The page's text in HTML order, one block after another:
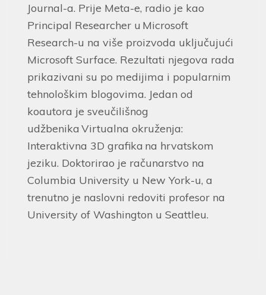
Journal-a. Prije Meta-e, radio je kao
Principal Researcher u Microsoft
Research-u na više proizvoda uključujući
Microsoft Surface. Rezultati njegova rada
prikazivani su po medijima i popularnim
tehnološkim blogovima. Jedan od
koautora je sveučilišnog
udžbenika Virtualna okruženja:
Interaktivna 3D grafika na hrvatskom
jeziku. Doktorirao je računarstvo na
Columbia University u New York-u, a
trenutno je naslovni redoviti profesor na
University of Washington u Seattleu.